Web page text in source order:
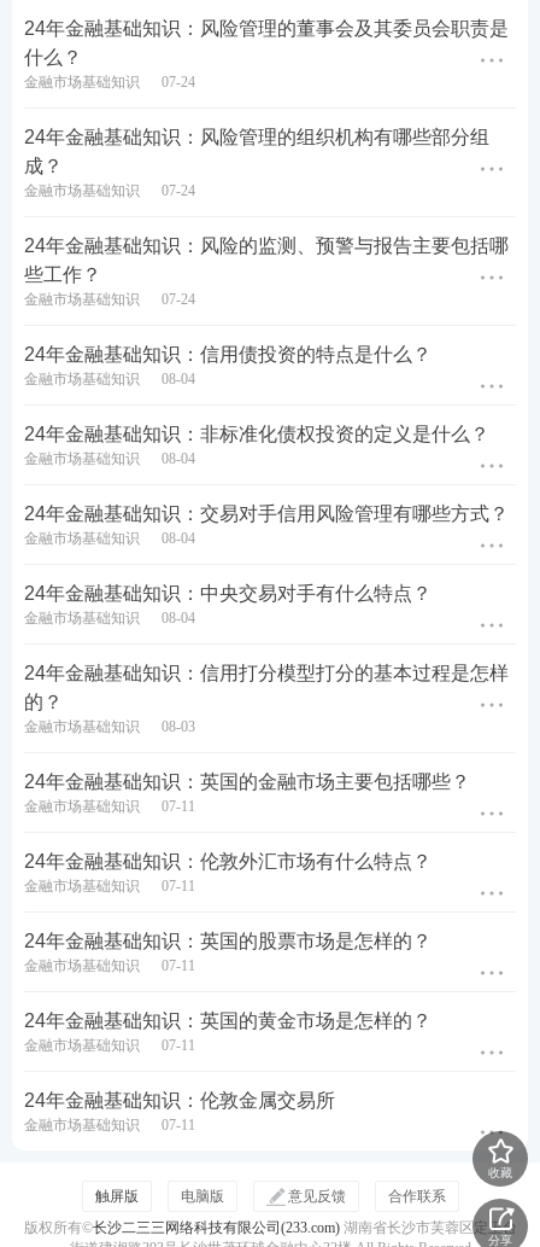
24年金融基础知识：风险管理的董事会及其委员会职责是
什么？
金融市场基础知识 07-24
24年金融基础知识：风险管理的组织机构有哪些部分组
成？
金融市场基础知识 07-24
24年金融基础知识：风险的监测、预警与报告主要包括哪
些工作？
金融市场基础知识 07-24
24年金融基础知识：信用债投资的特点是什么？
金融市场基础知识 08-04
24年金融基础知识：非标准化债权投资的定义是什么？
金融市场基础知识 08-04
24年金融基础知识：交易对手信用风险管理有哪些方式？
金融市场基础知识 08-04
24年金融基础知识：中央交易对手有什么特点？
金融市场基础知识 08-04
24年金融基础知识：信用打分模型打分的基本过程是怎样
的？
金融市场基础知识 08-03
24年金融基础知识：英国的金融市场主要包括哪些？
金融市场基础知识 07-11
24年金融基础知识：伦敦外汇市场有什么特点？
金融市场基础知识 07-11
24年金融基础知识：英国的股票市场是怎样的？
金融市场基础知识 07-11
24年金融基础知识：英国的黄金市场是怎样的？
金融市场基础知识 07-11
24年金融基础知识：伦敦金属交易所
金融市场基础知识 07-11
收藏
分享
触屏版 电脑版 意见反馈
合作联系
版权所有©长沙二三三网络科技有限公司(233.com)湖南省长沙市芙蓉区定王台